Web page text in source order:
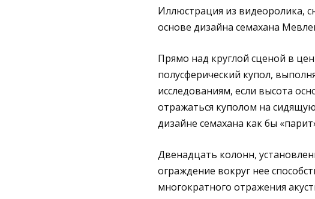
Иллюстрация из видеоролика,
основе дизайна семахана
Прямо над круглой сценой в
полусферический купол,
исследованиям, если высота
отражаться куполом на
дизайне семахана как бы
Двенадцать колонн,
ограждение вокруг нее
многократного отражения